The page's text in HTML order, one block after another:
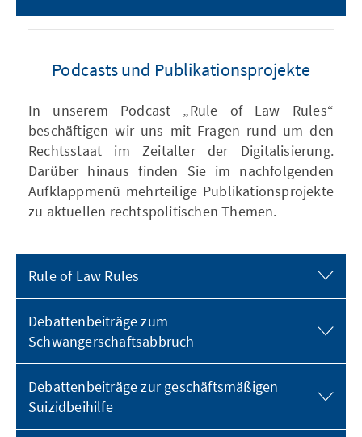
Podcasts und Publikationsprojekte
In unserem Podcast „Rule of Law Rules“
beschäftigen wir uns mit Fragen rund um den
Rechtsstaat im Zeitalter der Digitalisierung.
Darüber hinaus finden Sie im nachfolgenden
Aufklappmenü mehrteilige Publikationsprojekte
zu aktuellen rechtspolitischen Themen.
Rule of Law Rules
Debattenbeiträge zum
Schwangerschaftsabbruch
Debattenbeiträge zur geschäftsmäßigen
Suizidbeihilfe